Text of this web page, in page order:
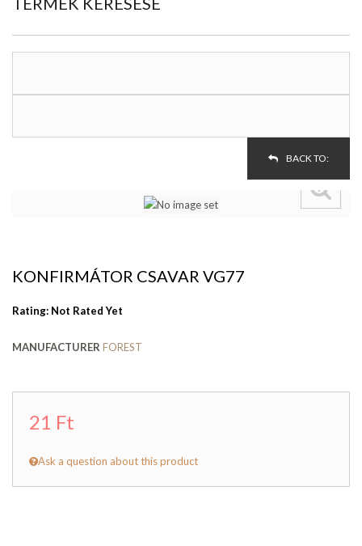
BACK TO:
KONFIRMÁTOR CSAVAR VG77
Rating: Not Rated Yet
MANUFACTURER FOREST
21 Ft
Ask a question about this product